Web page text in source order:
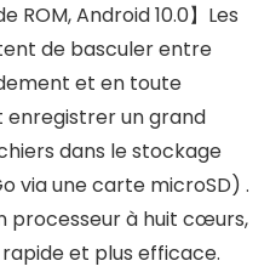
ROM, Android 10.0】Les
de basculer entre
et en toute
enregistrer un grand
dans le stockage
via une carte microSD) .
processeur à huit cœurs,
et plus efficace.